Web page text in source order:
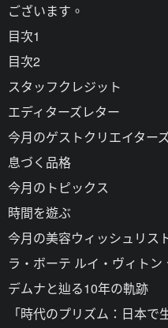
ございます。
目次1
目次2
スタッフクレジット
エディターズレター
今月のゲストクリエイター
息づく品格
今月のトピックス
時間を遊ぶ
今月の美容ウィッシュリス
ラ・ボーテ ルイ・ヴィトン
デムナと辿る10年の軌跡
「時代のプリズム：日本で